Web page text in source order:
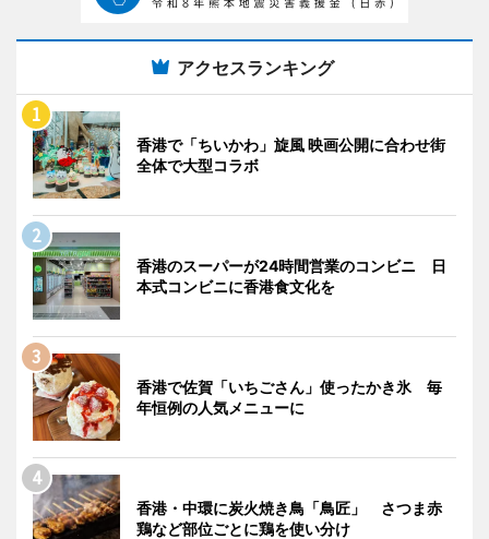
アクセスランキング
香港で「ちいかわ」旋風 映画公開に合わせ街
全体で大型コラボ
香港のスーパーが24時間営業のコンビニ 日
本式コンビニに香港食文化を
香港で佐賀「いちごさん」使ったかき氷 毎
年恒例の人気メニューに
香港・中環に炭火焼き鳥「鳥匠」 さつま赤
鶏など部位ごとに鶏を使い分け